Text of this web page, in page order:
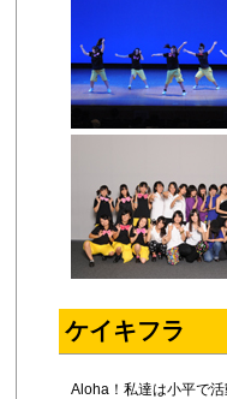
ケイキフラ
Aloha！私達は小平で